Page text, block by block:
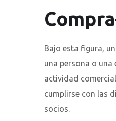
Bajo esta figura,
una persona o una
actividad
cumplirse con las
socios.